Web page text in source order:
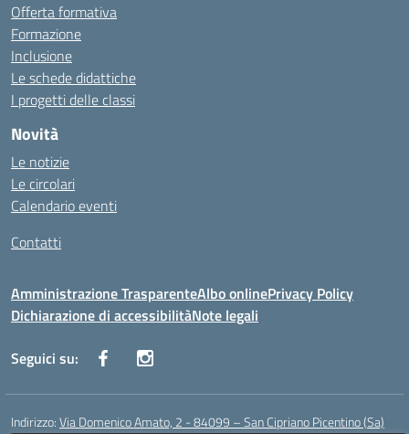
Offerta formativa
Formazione
Inclusione
Le schede didattiche
I progetti delle classi
Novità
Le notizie
Le circolari
Calendario eventi
Contatti
Amministrazione TrasparenteAlbo onlinePrivacy Policy
Dichiarazione di accessibilitàNote legali
Seguici su:
Indirizzo:Via Domenico Amato, 2 - 84099 – San Cipriano Picentino (Sa)